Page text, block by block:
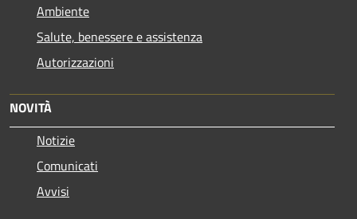
Ambiente
Salute, benessere e assistenza
Autorizzazioni
NOVITÀ
Notizie
Comunicati
Avvisi